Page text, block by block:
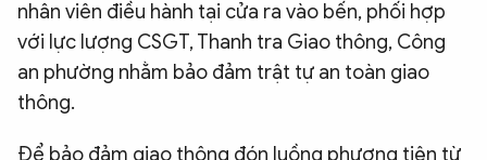
nhân viên điều hành tại cửa ra vào bến, phối hợp
với lực lượng CSGT, Thanh tra Giao thông, Công
an phường nhằm bảo đảm trật tự an toàn giao
thông.
Để bảo đảm giao thông đón luồng phương tiện từ